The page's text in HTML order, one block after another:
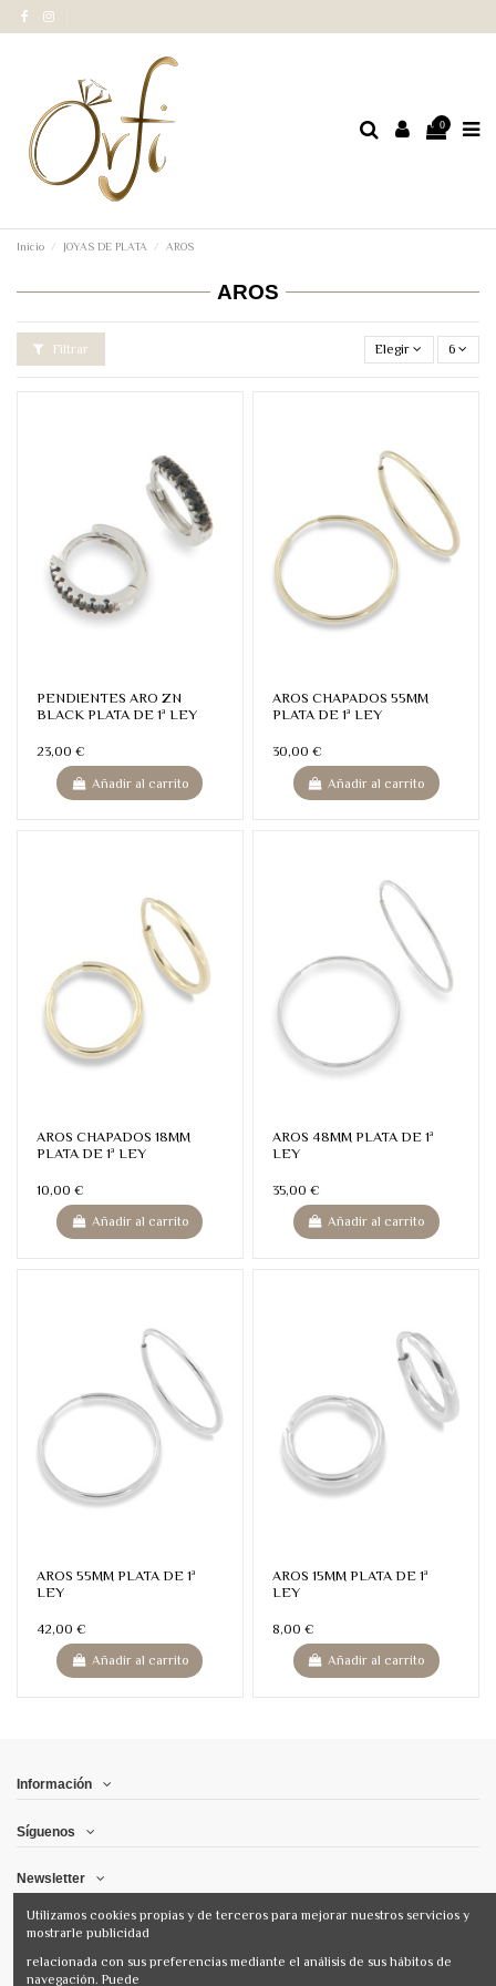
0
Inicio JOYAS DE PLATA AROS
AROS
Filtrar Elegir 6
PENDIENTES ARO ZN
BLACK PLATA DE 1ª LEY
23,00 €
Añadir al carrito
AROS CHAPADOS 55MM
PLATA DE 1ª LEY
30,00 €
Añadir al carrito
AROS CHAPADOS 18MM
PLATA DE 1ª LEY
10,00 €
Añadir al carrito
AROS 48MM PLATA DE 1ª
LEY
35,00 €
Añadir al carrito
AROS 55MM PLATA DE 1ª
LEY
42,00 €
Añadir al carrito
AROS 15MM PLATA DE 1ª
LEY
8,00 €
Añadir al carrito
Información
Síguenos
Newsletter
Utilizamos cookies propias y de terceros para mejorar nuestros servicios y
mostrarle publicidad
relacionada con sus preferencias mediante el análisis de sus hábitos de
navegación. Puede